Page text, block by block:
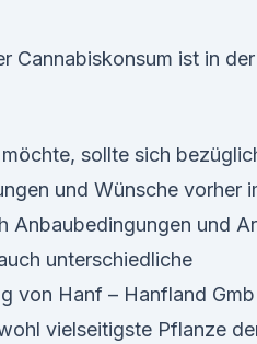
Cannabiskonsum ist in der
sollte sich
und Wünsche vorher
Anbaubedingungen und
unterschiedliche
von Hanf – Hanfland
vielseitigste Pflanze